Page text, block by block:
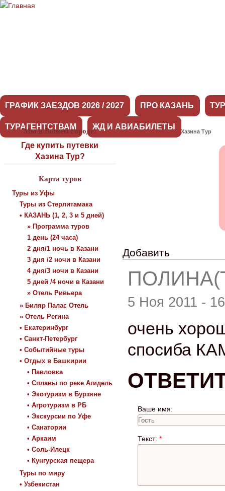
ГРАФИК ЗАЕЗДОВ 2026 / 2027 ПРО КАЗАНЬ
ТУРАГЕНТСТВАМ ЖД И АВИАБИЛЕТЫ
Мы в Вашем городе:
Где купить путевки
Хазина Тур?
Карта туров
Туры из Уфы
Туры из Стерлитамака
• КАЗАНЬ (1, 2, 3 и 5 дней)
» Программа туров
1 день (24 часа)
2 дня/1 ночь в Казани
3 дня /2 ночи в Казани
4 дня/3 ночи в Казани
5 дней /4 ночи в Казани
» Отель Ривьера
» Биляр Палас Отель
» Отель Регина
• Екатеринбург
• Санкт-Петербург
• Событийные туры
• Отдых в Башкирии
• Павловка
• Сплавы по реке Агидель
• Экотуризм в Бурзяне
• Агротуризм в РБ
• Экскурсии по Уфе
• Санатории
• Аркаим
• Соль-Илецк
• Кунгурская пещера
Туры по миру
• Узбекистан
Оставить отзыв о Хазина Тур
Добавить
5 Ноя 2011 -
очень
спосиба
Ваше имя:
Текст: *